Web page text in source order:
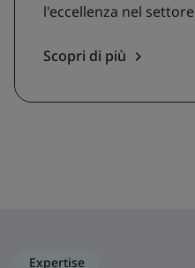
l'eccellenza nel
Scopri di più
Expertise